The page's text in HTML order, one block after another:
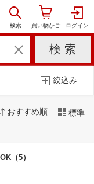
絞込み
おすすめ順 標準
（5）